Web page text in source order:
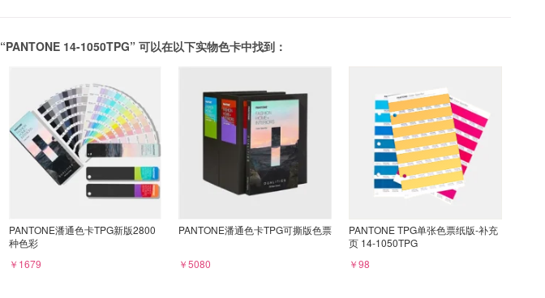
“PANTONE 14-1050TPG” 可以在以下实物色卡中找到：
PANTONE潘通色卡TPG新版2800
种色彩
￥1679
PANTONE潘通色卡TPG可撕版色票
￥5080
PANTONE TPG单张色票纸版-补充
页 14-1050TPG
￥98